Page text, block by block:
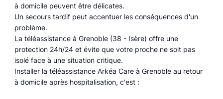
à domicile peuvent être délicates.
Un secours tardif peut accentuer les conséquences d'un
problème.
La téléassistance à Grenoble (38 - Isère) offre une
protection 24h/24 et évite que votre proche ne soit pas
isolé face à une situation critique.
Installer la téléassistance Arkéa Care à Grenoble au retour
à domicile après hospitalisation, c'est :